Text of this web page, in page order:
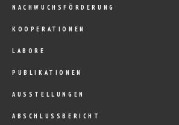
NACHWUCHSFÖRDERUNG
KOOPERATIONEN
LABORE
PUBLIKATIONEN
AUSSTELLUNGEN
ABSCHLUSSBERICHT